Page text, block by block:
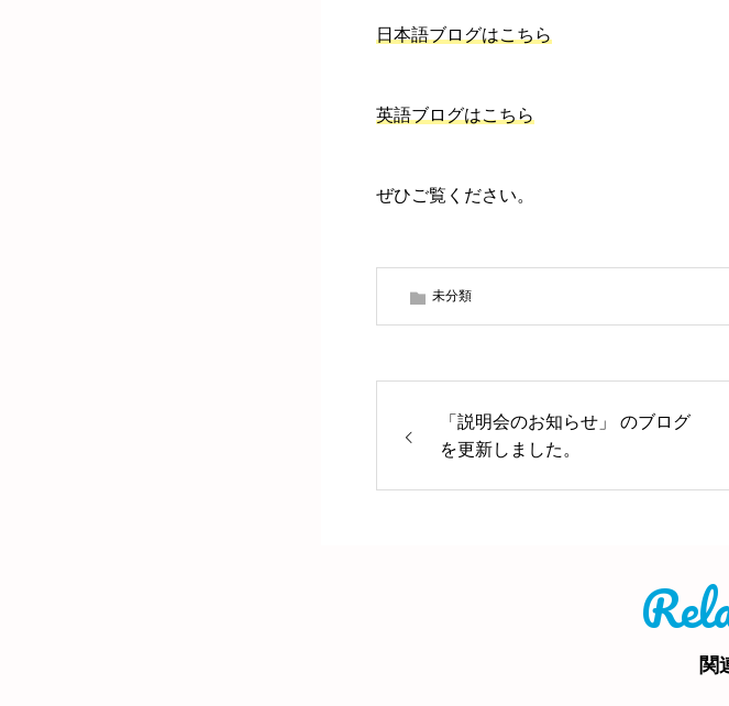
日本語ブログはこちら
英語ブログはこちら
ぜひご覧ください。
未分類
「説明会のお知らせ」 のブログ
を更新しました。
関